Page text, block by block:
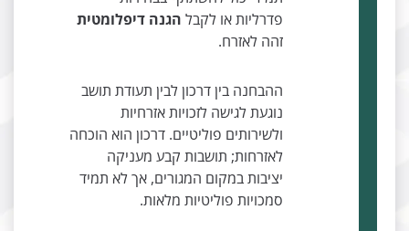
פדרליות או לקבלהגנה דיפלומטית
זהה לאזרח.
ההבחנה בין דרכון לבין תעודת תושב
נוגעת לגישה לזכויות אזרחיות
ולשירותים פוליטיים. דרכון הוא הוכחה
לאזרחות; תושבות קבע מעניקה
יציבות במקום המגורים, אך לא תמיד
סמכויות פוליטיות מלאות.